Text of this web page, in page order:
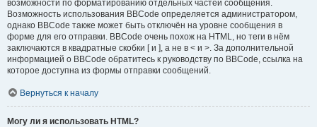
возможности по форматированию отдельных частей сообщения.
Возможность использования BBCode определяется администратором,
однако BBCode также может быть отключён на уровне сообщения в
форме для его отправки. BBCode очень похож на HTML, но теги в нём
заключаются в квадратные скобки [ и ], а не в < и >. За дополнительной
информацией о BBCode обратитесь к руководству по BBCode, ссылка на
которое доступна из формы отправки сообщений.
Вернуться к началу
Могу ли я использовать HTML?